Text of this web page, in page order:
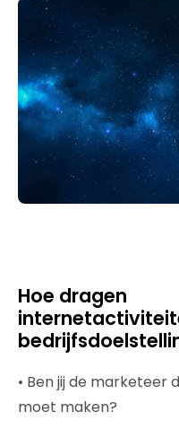
Hoe dragen
• Ben jij de marketeer
moet maken?